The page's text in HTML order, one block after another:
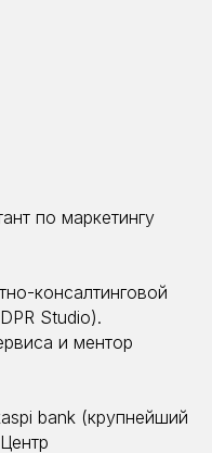
по маркетингу
консалтинговой
Studio).
и ментор
bank (крупнейший